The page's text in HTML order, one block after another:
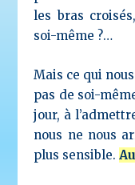
les bras
soi-même ?…
Mais ce qui
pas de soi-
jour, à
nous ne nous
plus sensible.